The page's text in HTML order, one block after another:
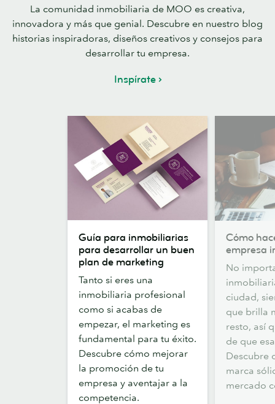
La comunidad inmobiliaria de MOO es creativa,
innovadora y más que genial. Descubre en nuestro blog
historias inspiradoras, diseños creativos y consejos para
desarrollar tu empresa.
Inspírate
para
inmobiliarias
para
desarrollar
buen
plan
marketing
Guía para inmobiliarias
para desarrollar un buen
plan de marketing
Tanto si eres una
inmobiliaria profesional
como si acabas de
empezar, el marketing es
fundamental para tu éxito.
Descubre cómo mejorar
la promoción de tu
empresa y aventajar a la
competencia.
hacer
destacar
empresa
inmobiliaria
Cómo
empresa
No
ciudad,
que brilla
resto, así
de que
Descubre
marca
mercado